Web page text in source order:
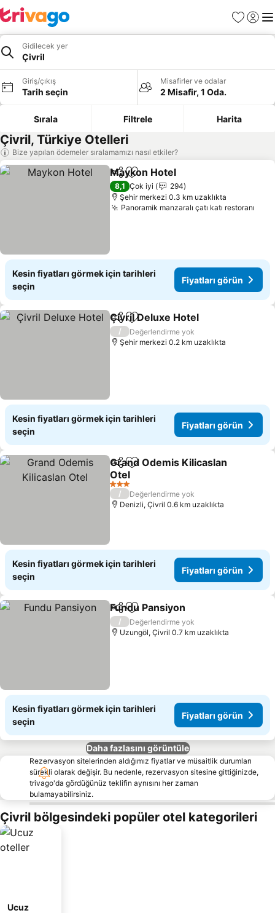
Favoriler
Giriş
Gidilecek yer
Çivril
Giriş/çıkış
Tarih seçin
Misafirler ve odalar
2 Misafir, 1 Oda.
Sırala Filtrele Harita
Çivril, Türkiye Otelleri
Bize yapılan ödemeler sıralamamızı nasıl etkiler?
PaylaşFavorilerime ekle
Maykon Hotel
8,1 Çok iyi
294
Şehir merkezi 0.3 km uzaklıkta
Panoramik manzaralı çatı katı restoranı
Kesin fiyatları görmek için tarihleri
seçin
Fiyatları görün
PaylaşFavorilerime ekle
Çivril Deluxe Hotel
/
Değerlendirme yok
Şehir merkezi 0.2 km uzaklıkta
Kesin fiyatları görmek için tarihleri
seçin
Fiyatları görün
PaylaşFavorilerime ekle
Grand Odemis Kilicaslan
Otel
Fiyatları görün
3 Yıldız
/
Değerlendirme yok
Denizli, Çivril 0.6 km uzaklıkta
Kesin fiyatları görmek için tarihleri
seçin
Fiyatları görün
PaylaşFavorilerime ekle
Fundu Pansiyon
/
Değerlendirme yok
Uzungöl, Çivril 0.7 km uzaklıkta
Kesin fiyatları görmek için tarihleri
seçin
Fiyatları görün
Daha fazlasını görüntüle
Rezervasyon sitelerinden aldığımız fiyatlar ve müsaitlik durumları
sürekli olarak değişir. Bu nedenle, rezervasyon sitesine gittiğinizde,
trivago'da gördüğünüz teklifin aynısını her zaman
bulamayabilirsiniz.
Çivril bölgesindeki popüler otel kategorileri
Ucuz